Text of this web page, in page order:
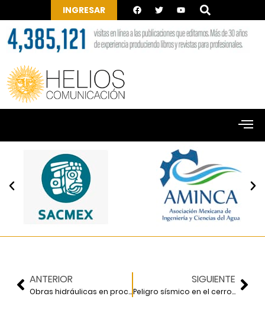
INGRESAR
ANTERIOR
Obras hidráulicas en proceso
SIGUIENTE
Peligro sísmico en el cerro de las Cruces de la CDMX